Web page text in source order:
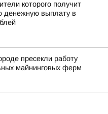
которого получит
денежную выплату в
пресекли работу
майнинговых ферм